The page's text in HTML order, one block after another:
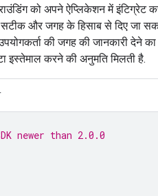
को अपने ऐप्लिकेशन में इंटिग्रेट
और जगह के हिसाब से दिए जा
की जगह की जानकारी देने
करने की अनुमति मिलती है.
newer than 2.0.0